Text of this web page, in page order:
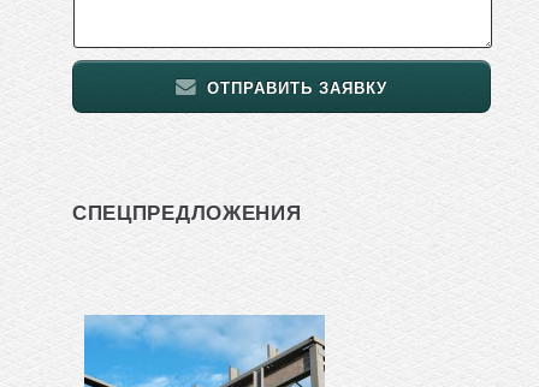
ОТПРАВИТЬ ЗАЯВКУ
СПЕЦПРЕДЛОЖЕНИЯ